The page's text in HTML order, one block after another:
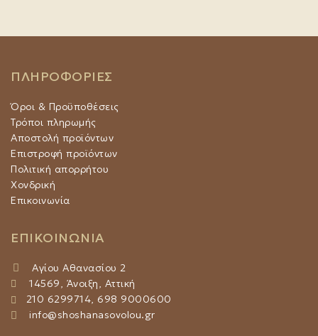
να
στη
σελίδα
του
προϊόντος
ΠΛΗΡΟΦΟΡΙΕΣ
Όροι & Προϋποθέσεις
Τρόποι πληρωμής
Αποστολή προϊόντων
Επιστροφή προϊόντων
Πολιτική απορρήτου
Χονδρική
Επικοινωνία
ΕΠΙΚΟΙΝΩΝΙΑ
Αγίου Αθανασίου 2
14569, Άνοιξη, Αττική
210 6299714, 698 9000600
info@shoshanasovolou.gr